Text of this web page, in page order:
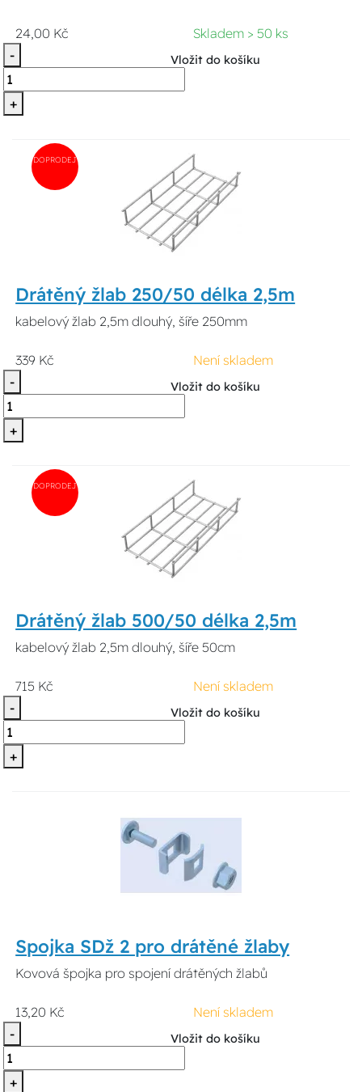
24,00 Kč
Skladem > 50 ks
-
+
Vložit do košíku
DOPRODEJ
Drátěný žlab 250/50 délka 2,5m
kabelový žlab 2,5m dlouhý, šíře 250mm
339 Kč
Není skladem
-
+
Vložit do košíku
DOPRODEJ
Drátěný žlab 500/50 délka 2,5m
kabelový žlab 2,5m dlouhý, šíře 50cm
715 Kč
Není skladem
-
+
Vložit do košíku
Spojka SDž 2 pro drátěné žlaby
Kovová špojka pro spojení drátěných žlabů
13,20 Kč
Není skladem
-
+
Vložit do košíku